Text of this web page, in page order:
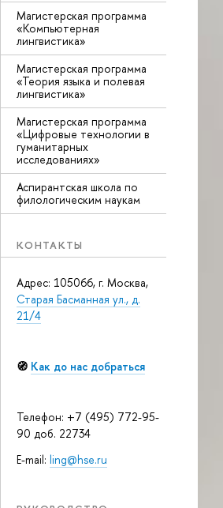
Магистерская программа
«Компьютерная
лингвистика»
Магистерская программа
«Теория языка и полевая
лингвистика»
Магистерская программа
«Цифровые технологии в
гуманитарных
исследованиях»
Аспирантская школа по
филологическим наукам
КОНТАКТЫ
Адрес: 105066, г. Москва,
Старая Басманная ул., д.
21/4
🧭 Как до нас добраться
Телефон: +7 (495) 772-95-
90 доб. 22734
E-mail: ling@hse.ru